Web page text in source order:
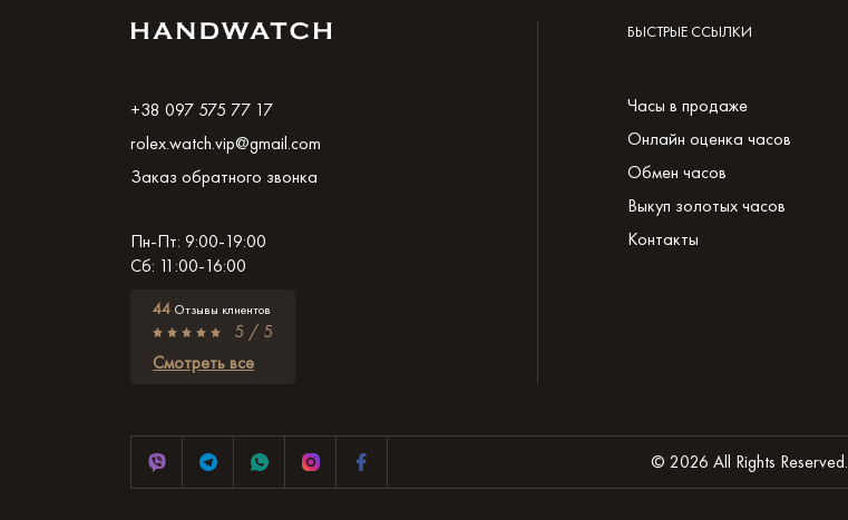
+38 097 575 77 17
rolex.watch.vip@gmail.com
Заказ обратного звонка
Пн-Пт: 9:00-19:00
Сб: 11:00-16:00
44 Отзывы клиентов
5 / 5
Смотреть все
БЫСТРЫЕ ССЫЛКИ
Часы в продаже
Онлайн оценка часов
Обмен часов
Выкуп золотых часов
Контакты
© 2026 All Rights Reserved.